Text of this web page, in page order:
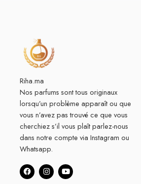
Riha.ma
Nos parfums sont tous originaux
lorsqu’un problème apparaît ou que
vous n’avez pas trouvé ce que vous
cherchiez s’il vous plaît parlez-nous
dans notre compte via Instagram ou
Whatsapp.